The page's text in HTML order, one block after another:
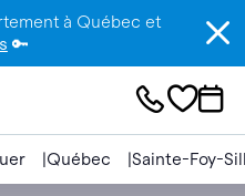
à Québec et
🔑
Québec Sainte-Foy-